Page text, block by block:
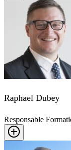
Raphael Dubey
Responsable